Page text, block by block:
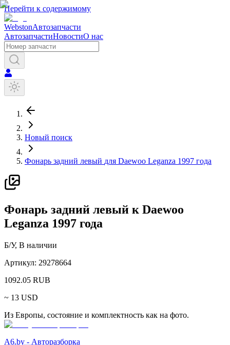
Перейти к содержимому
WebstonАвтозапчасти
АвтозапчастиНовостиО нас
Новый поиск
Фонарь задний левый для Daewoo Leganza 1997 года
Фонарь задний левый к Daewoo
Leganza 1997 года
Б/У, В наличии
Артикул: 29278664
1092.05 RUB
~ 13 USD
Из Европы, состояние и комплектность как на фото.
A6.by - Авторазборка